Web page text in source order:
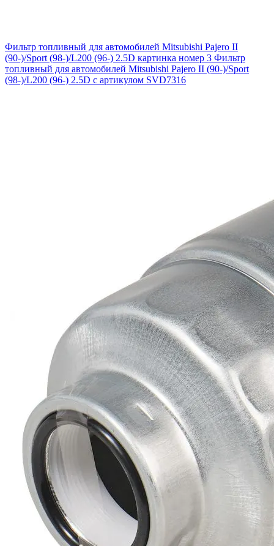
Фильтр топливный для автомобилей Mitsubishi Pajero II
(90-)/Sport (98-)/L200 (96-) 2.5D картинка номер 3 Фильтр
топливный для автомобилей Mitsubishi Pajero II (90-)/Sport
(98-)/L200 (96-) 2.5D с артикулом SVD7316